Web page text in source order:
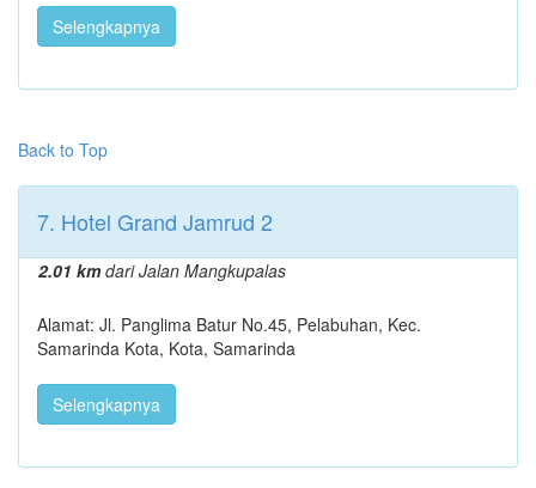
Selengkapnya
Back to Top
7. Hotel Grand Jamrud 2
2.01 kmdari Jalan Mangkupalas
Alamat: Jl. Panglima Batur No.45, Pelabuhan, Kec.
Samarinda Kota, Kota, Samarinda
Selengkapnya